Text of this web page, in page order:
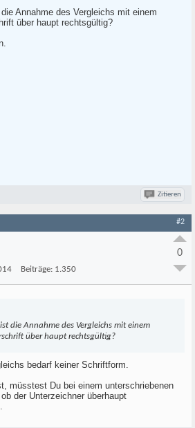
Annahme des Vergleichs mit einem
über haupt rechtsgültig?
Zitieren
#2
Beiträge: 1.350
0
die Annahme des Vergleichs mit einem
über haupt rechtsgültig?
bedarf keiner Schriftform.
müsstest Du bei einem unterschriebenen
der Unterzeichner überhaupt